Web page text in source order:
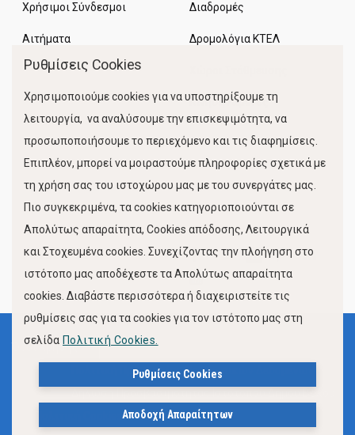
Χρήσιμοι Σύνδεσμοι
Αιτήματα
Διαδρομές
Δρομολόγια ΚΤΕΛ
Κίνηση Λιμένος
FOLLOW US
Όροι Χρήσης
Πολιτική Προστασίας Προσωπικών Δεδομένων
Πολιτική Cookies
Ρυθμίσεις Cookies
Χρησιμοποιούμε cookies για να υποστηρίξουμε τη
λειτουργία, να αναλύσουμε την επισκεψιμότητα, να
προσωποποιήσουμε το περιεχόμενο και τις διαφημίσεις.
Επιπλέον, μπορεί να μοιραστούμε πληροφορίες σχετικά με
τη χρήση σας του ιστοχώρου μας με του συνεργάτες μας.
Πιο συγκεκριμένα, τα cookies κατηγοριοποιούνται σε
Απολύτως απαραίτητα, Cookies απόδοσης, Λειτουργικά
και Στοχευμένα cookies. Συνεχίζοντας την πλοήγηση στο
ιστότοπο μας αποδέχεστε τα Απολύτως απαραίτητα
cookies. Διαβάστε περισσότερα ή διαχειριστείτε τις
ρυθμίσεις σας για τα cookies για τον ιστότοπο μας στη
σελίδα Πολιτική Cookies.
Ρυθμίσεις Cookies
Αποδοχή Απαραίτητων